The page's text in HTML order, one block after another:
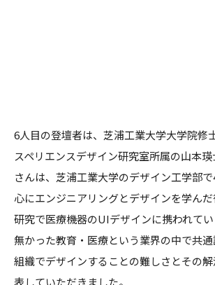
6人目の登壇者は、芝浦工業大学大学院修
スペリエンスデザイン研究室所属の山本
さんは、芝浦工業大学のデザイン工学部
心にエンジニアリングとデザインを学ん
研究で医療機器のUIデザインに携われて
無かった教育・医療という業界の中で共
組織でデザインすることの難しさとその
表していただきました。